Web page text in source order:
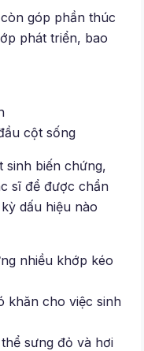
góp phần thúc
phát triển, bao
cột sống
sinh biến chứng,
sĩ để được chẩn
dấu hiệu nào
nhiều khớp kéo
khăn cho việc sinh
sưng đỏ và hơi